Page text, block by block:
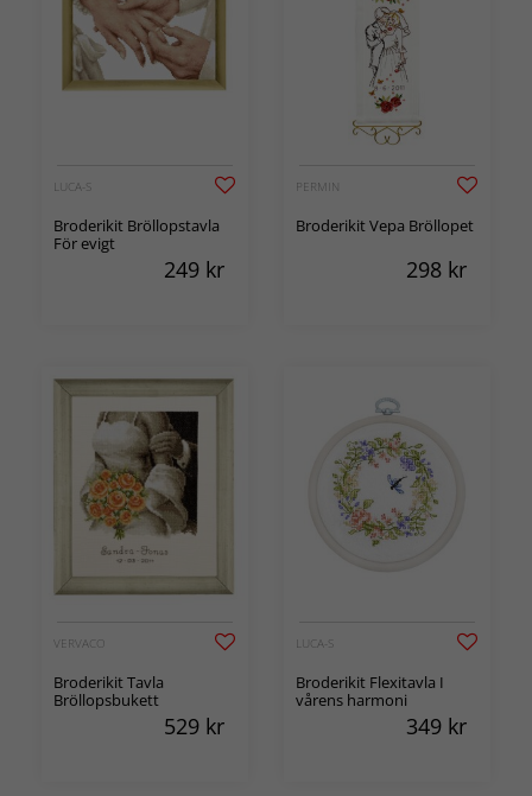
LUCA-S
Broderikit Bröllopstavla
För evigt
249 kr
PERMIN
Broderikit Vepa Bröllopet
298 kr
VERVACO
Broderikit Tavla
Bröllopsbukett
529 kr
LUCA-S
Broderikit Flexitavla I
vårens harmoni
349 kr